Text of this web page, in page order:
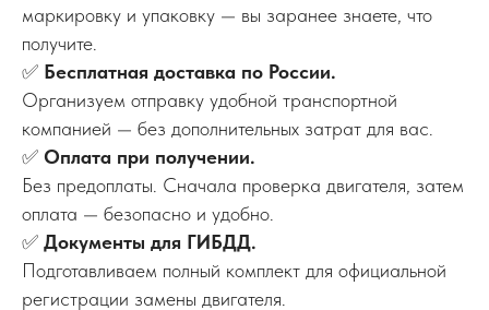
маркировку и упаковку — вы заранее знаете, что
получите.
✅ Бесплатная доставка по России.
Организуем отправку удобной транспортной
компанией — без дополнительных затрат для вас.
✅ Оплата при получении.
Без предоплаты. Сначала проверка двигателя, затем
оплата — безопасно и удобно.
✅ Документы для ГИБДД.
Подготавливаем полный комплект для официальной
регистрации замены двигателя.